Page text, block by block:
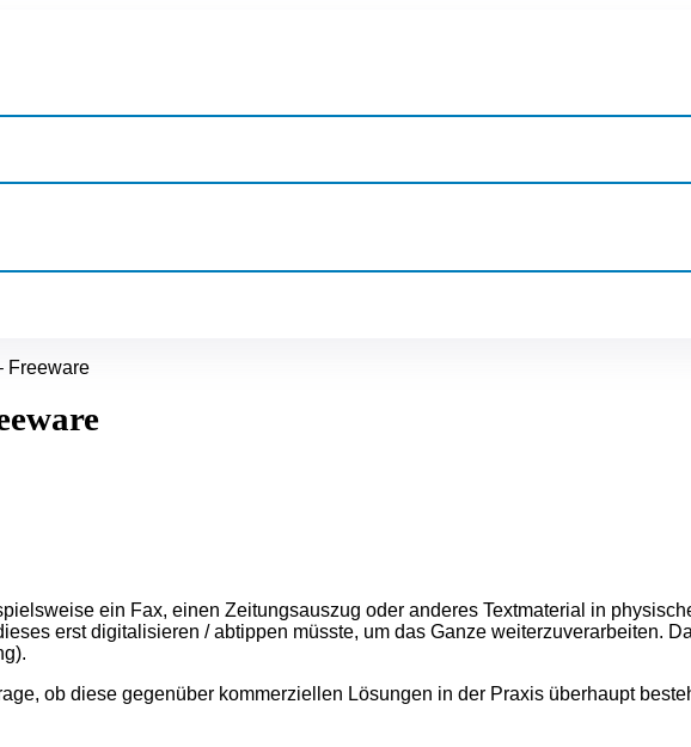
Freeware
ein Fax, einen Zeitungsauszug oder anderes Textmaterial in
erst digitalisieren / abtippen müsste, um das Ganze weiterzuverarbeiten.
ob diese gegenüber kommerziellen Lösungen in der Praxis überhaupt